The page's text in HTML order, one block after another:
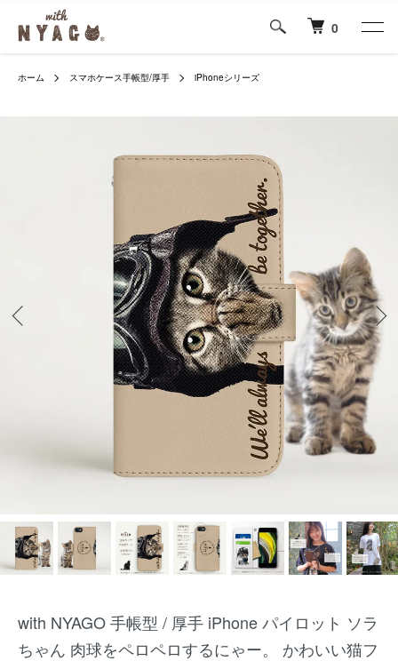
0
ホーム スマホケース手帳型/厚手 iPhoneシリーズ
with NYAGO 手帳型 / 厚手 iPhone パイロット ソラ
ちゃん 肉球をペロペロするにゃー。 かわいい猫フ